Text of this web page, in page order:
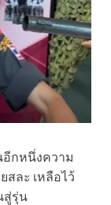
อีกหนึ่งความ
สละ เหลือไว้
สู่รุ่น